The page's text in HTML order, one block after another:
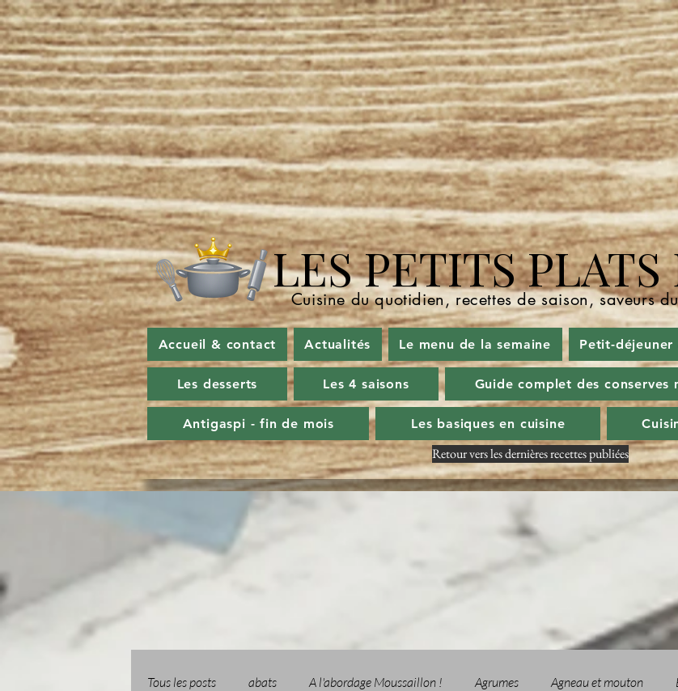
LES PETITS PLATS
Cuisine du quotidien, recettes de saison, saveurs
Accueil & contact Actualités Le menu de la semaine Petit-déjeuner
Les desserts Les 4 saisons Guide complet des conserves
Antigaspi - fin de mois Les basiques en cuisine
Retour vers les dernières recettes publiées
Tous les posts abats A l'abordage Moussaillon ! Agrumes Agneau et mouton